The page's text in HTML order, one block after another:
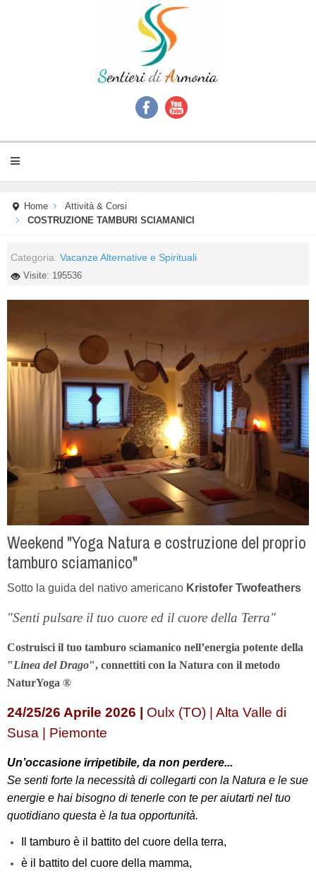
Home
Attività & Corsi
COSTRUZIONE TAMBURI SCIAMANICI
Categoria: Vacanze Alternative e Spirituali
Visite: 195536
Weekend "Yoga Natura e costruzione del proprio
tamburo sciamanico"
Sotto la guida del nativo americano Kristofer Twofeathers
"Senti pulsare il tuo cuore ed il cuore della Terra"
Costruisci il tuo tamburo sciamanico nell’energia potente della
"Linea del Drago", connettiti con la Natura con il metodo
NaturYoga ®
24/25/26 Aprile 2026 |
Oulx (TO) | Alta Valle di
Susa | Piemonte
Un’occasione irripetibile, da non perdere...
Se senti forte la necessità di collegarti con la Natura e le sue
energie e hai bisogno di tenerle con te per aiutarti nel tuo
quotidiano questa è la tua opportunità.
Il tamburo è il battito del cuore della terra,
è il battito del cuore della mamma,